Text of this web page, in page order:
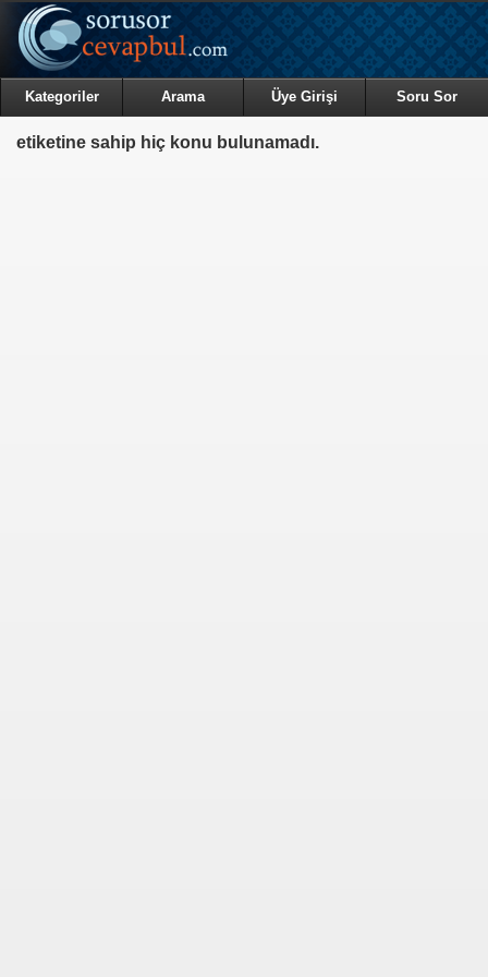
Kategoriler Arama Üye Girişi Soru Sor
etiketine sahip hiç konu bulunamadı.